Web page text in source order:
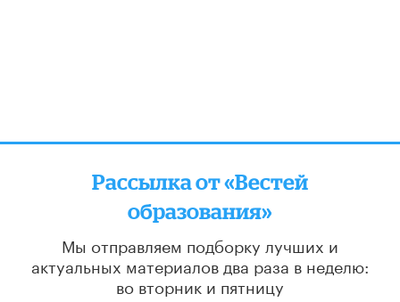
Рассылка от «Вестей
образования»
Мы отправляем подборку лучших и
актуальных материалов два раза в неделю:
во вторник и пятницу